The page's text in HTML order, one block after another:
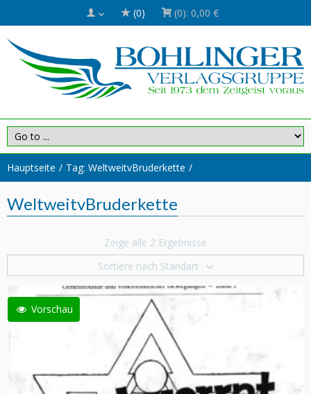
(0) (0): 0,00 €
Hauptseite Tag: WeltweitvBruderkette
WeltweitvBruderkette
Zeige alle 2 Ergebnisse
Sortiere nach Standart
Vorschau